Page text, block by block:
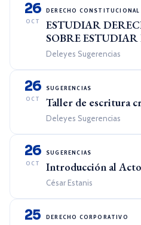
26
OCT
DERECHO CONSTITUCIONAL
ESTUDIAR
SOBRE
Deleyes Sugerencias
26
OCT
SUGERENCIAS
Taller de escritura
Deleyes Sugerencias
26
OCT
SUGERENCIAS
Introducción al
César Estanis
25 DERECHO CORPORATIVO